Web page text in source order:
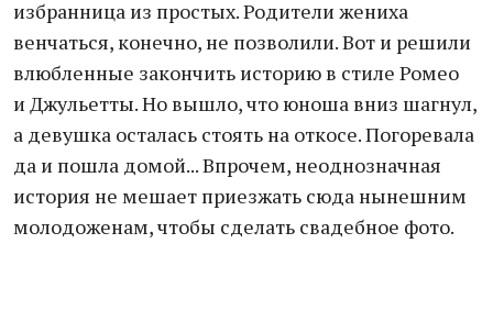
избранница из простых. Родители жениха
венчаться, конечно, не позволили. Вот и решили
влюбленные закончить историю в стиле Ромео
и Джульетты. Но вышло, что юноша вниз шагнул,
а девушка осталась стоять на откосе. Погоревала
да и пошла домой... Впрочем, неоднозначная
история не мешает приезжать сюда нынешним
молодоженам, чтобы сделать свадебное фото.